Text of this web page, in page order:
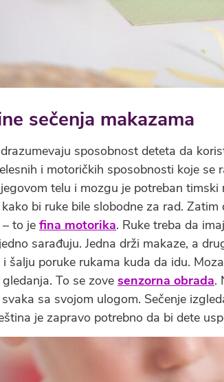
sečenja makazama
sposobnost deteta da
i motoričkih sposobnosti koje se
telu i mozgu je potreban
bi ruke bile slobodne za rad.
to je fina motorika. Ruke treba da
sarađuju. Jedna drži makaze, a
šalju poruke rukama kuda da idu.
To se zove senzorna obrada.
sa svojom ulogom. Sečenje
je zapravo potrebno da bi dete